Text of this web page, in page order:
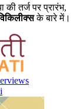
की तर्ज पर प्रारंभ,
के बारे में।